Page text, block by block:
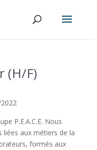
(H/F)
P.E.A.C.E. Nous
aux métiers de la
formés aux